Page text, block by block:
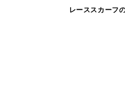
レーススカーフ